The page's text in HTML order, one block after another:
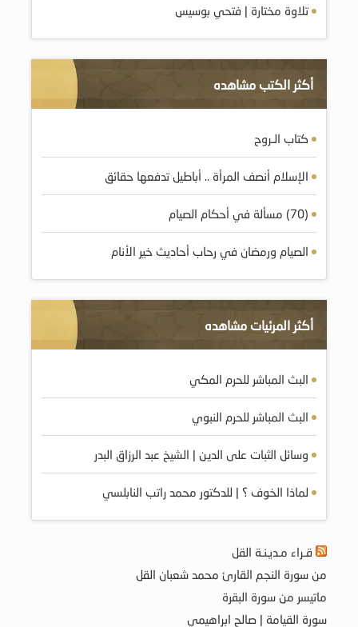
تلاوة مختارة | فتحي بوسيس
أكثر الكتب مشاهده
كتاب الـروح
الإسلام أنصف المرأة .. أباطيل تدفعها حقائق
(70) مسألة في أحكام الصيام
الصيام ورمضان في رحاب أحاديث خير الأنام
أكثر المرئيات مشاهده
البث المباشر للحرم المكي
البث المباشر للحرم النبوي
وسائل الثبات على الدين | الشيخ عبد الرزاق البدر
لماذا الخوف ؟ | للدكتور محمد راتب النابلسي
قـراء مـديـنـة القل
من سورة النجم القارئ محمد شعبان القل
ماتيسر من سورة البقرة
سورة القيامة | صالح ابراهيمي